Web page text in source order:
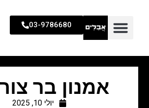
03-9786680
אמנון בר
יולי 10, 2025